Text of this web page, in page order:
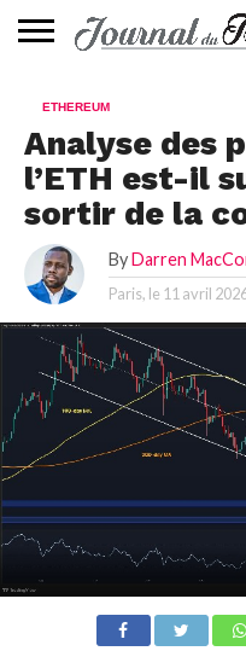
📰
EVALUATION
GUIDE
TENDANCES
À
CONTACTEZ-
ETHEREUM
Analyse des
l’ETH est-il
sortir de la
By Darren
Paris, le 11 avril